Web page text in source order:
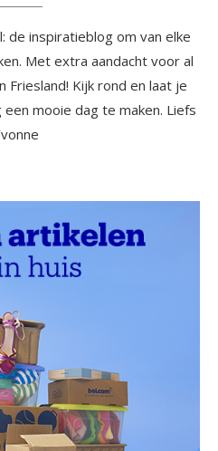
de inspiratieblog om van elke
Met extra aandacht voor al
Friesland! Kijk rond en laat je
mooie dag te maken. Liefs